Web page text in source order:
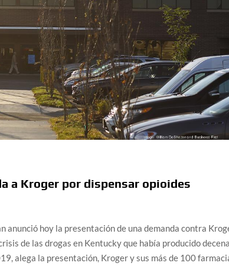
a Kroger por dispensar opioides
anunció hoy la presentación de una demanda contra
de las drogas en Kentucky que había producido
alega la presentación, Kroger y sus más de 100